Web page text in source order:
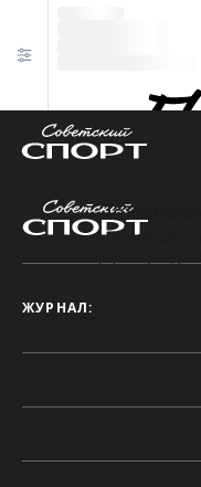
Произошла
ЖУРНАЛ: